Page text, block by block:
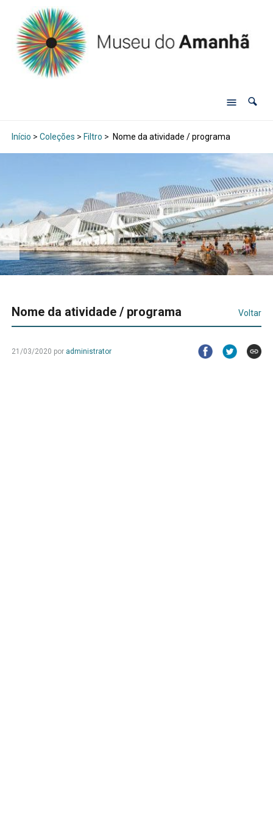
Início > Coleções > Filtro > Nome da atividade / programa
Nome da atividade / programa Voltar
21/03/2020 por administrator